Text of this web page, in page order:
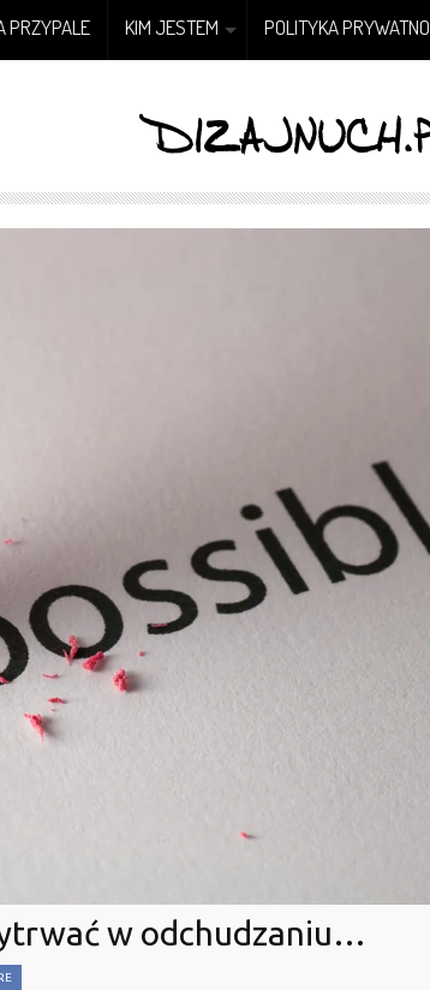
PRZYPALE KIM JESTEM POLITYKA
w odchudzaniu…